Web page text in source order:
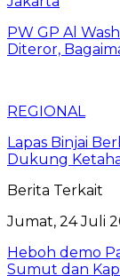
PW GP Al
Diteror,
REGIONAL
Lapas Binjai
Dukung
Berita Terkait
Jumat, 24 Juli
Heboh demo
Sumut dan